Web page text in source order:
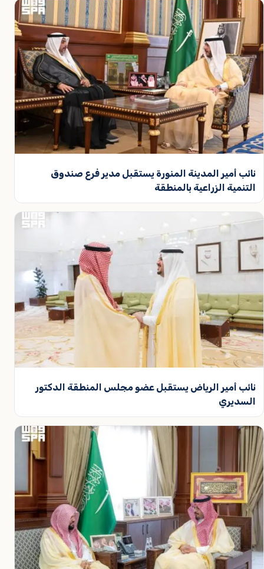
نائب أمير المدينة المنورة يستقبل مدير فرع صندوق
التنمية الزراعية بالمنطقة
نائب أمير الرياض يستقبل عضو مجلس المنطقة الدكتور
السديري